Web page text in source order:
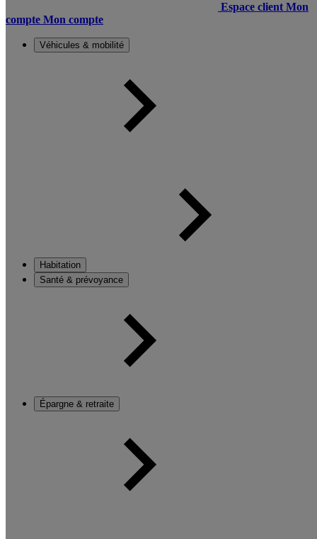
Espace client Mon
compte Mon compte
Véhicules & mobilité
Habitation
Santé & prévoyance
Épargne & retraite